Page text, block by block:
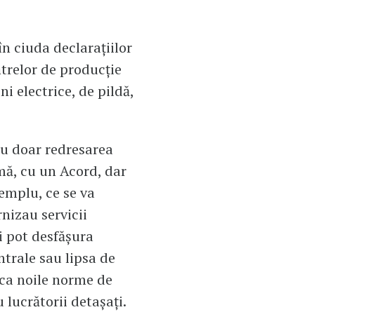
ciuda declarațiilor
de producție
electrice, de pildă,
doar redresarea
cu un Acord, dar
ce se va
servicii
desfășura
sau lipsa de
noile norme de
lucrătorii detașați.